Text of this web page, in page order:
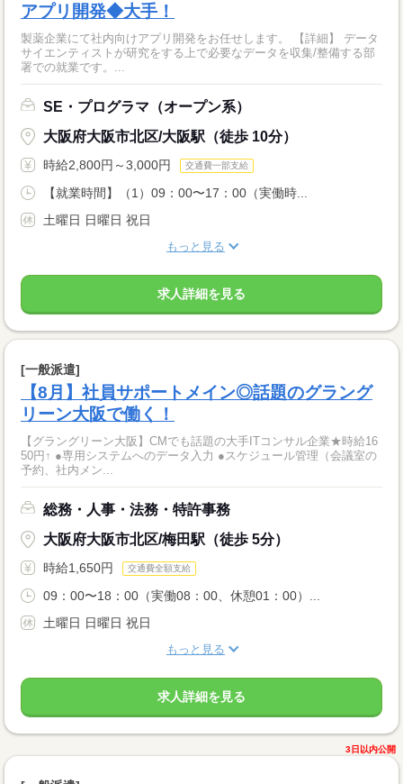
アプリ開発◆大手！
製薬企業にて社内向けアプリ開発をお任せします。 【詳細】 データ
サイエンティストが研究をする上で必要なデータを収集/整備する部
署での就業です。...
SE・プログラマ（オープン系）
大阪府大阪市北区/大阪駅（徒歩 10分）
時給2,800円～3,000円 交通費一部支給
【就業時間】（1）09：00〜17：00（実働時...
土曜日 日曜日 祝日
もっと見る
求人詳細を見る
[一般派遣]
【8月】社員サポートメイン◎話題のグラング
リーン大阪で働く！
【グラングリーン大阪】CMでも話題の大手ITコンサル企業★時給16
50円↑ ●専用システムへのデータ入力 ●スケジュール管理（会議室の
予約、社内メン...
総務・人事・法務・特許事務
大阪府大阪市北区/梅田駅（徒歩 5分）
時給1,650円 交通費全額支給
09：00〜18：00（実働08：00、休憩01：00）...
土曜日 日曜日 祝日
もっと見る
求人詳細を見る
3日以内公開